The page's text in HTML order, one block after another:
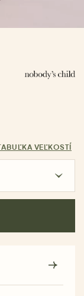
VEĽKOSTÍ